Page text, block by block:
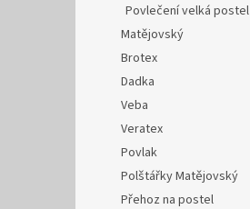
Povlečení velká postel
Matějovský
Brotex
Dadka
Veba
Veratex
Povlak
Polštářky Matějovský
Přehoz na postel